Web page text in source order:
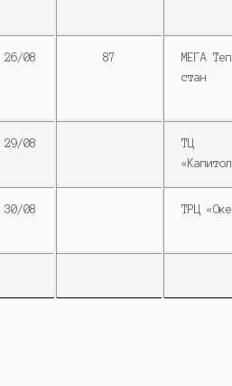
26/08 87
МЕГА
стан
29/08
ТЦ
30/08 ТРЦ